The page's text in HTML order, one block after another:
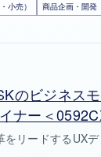
小売） 商品企画・開発
のビジネス
ナー＜
リードするUX